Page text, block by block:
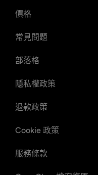
價格
常見問題
部落格
隱私權政策
退款政策
Cookie 政策
服務條款